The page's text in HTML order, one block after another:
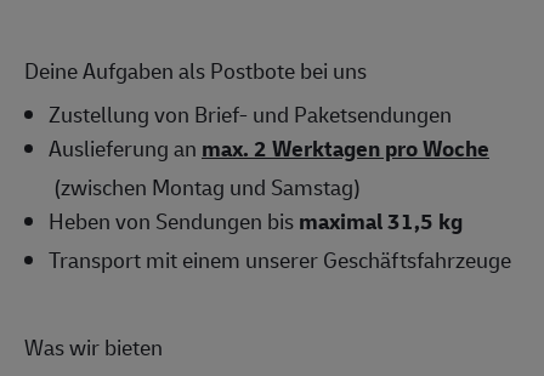
Deine Aufgaben als Postbote bei uns
Zustellung von Brief- und Paketsendungen
Auslieferung an max. 2 Werktagen pro Woche
(zwischen Montag und Samstag)
Heben von Sendungen bismaximal 31,5 kg
Transport mit einem unserer Geschäftsfahrzeuge
Was wir bieten